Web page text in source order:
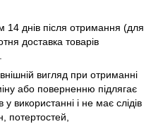
днів після отримання (для
доставка товарів
вигляд при отриманні
або поверненню підлягає
використанні і не має слідів
потертостей,